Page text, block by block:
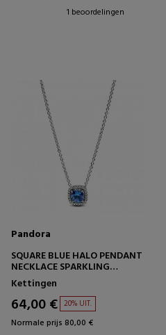
1 beoordelingen
Pandora
SQUARE BLUE HALO PENDANT
NECKLACE SPARKLING
393560C01
Kettingen
64,00 € 20% UIT.
Normale prijs 80,00 €